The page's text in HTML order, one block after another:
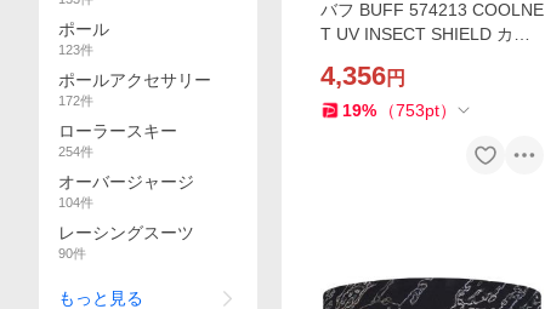
バフ BUFF 574213 COOLNE
T UV INSECT SHIELD カラ
N 日焼け防止 UPF50 防虫効
果 ネックチューブ アウトド
4,356円
19% （753pt）
ポール
123件
ポールアクセサリー
172件
ローラースキー
254件
オーバージャージ
104件
レーシングスーツ
90件
もっと見る